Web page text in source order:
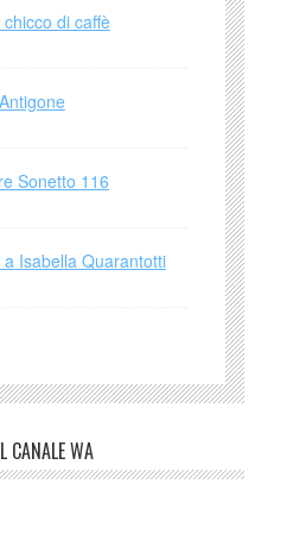
di caffè
Sonetto 116
Isabella Quarantotti
CANALE WA